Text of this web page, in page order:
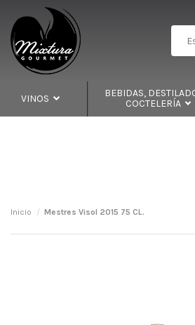
VINOS
BEBIDAS,
COCTELERÍA
Inicio Mestres Visol 2015 75 CL.